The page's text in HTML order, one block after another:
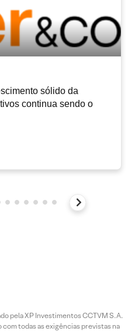
sólido da
continua sendo o
pela XP Investimentos CCTVM S.A.
com todas as exigências previstas na